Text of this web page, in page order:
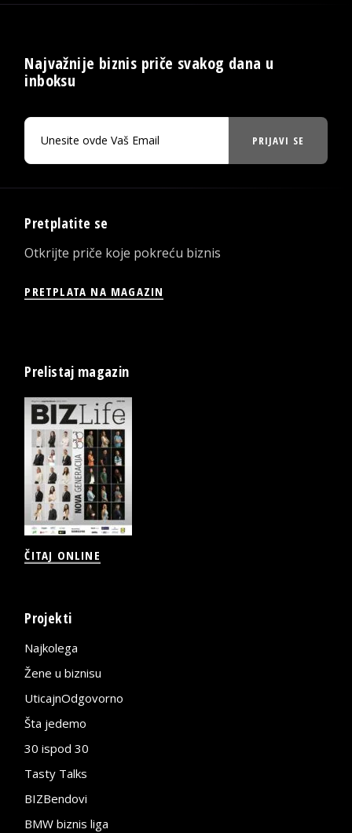
Najvažnije biznis priče svakog dana u
inboksu
PRIJAVI SE
Pretplatite se
Otkrijte priče koje pokreću biznis
PRETPLATA NA MAGAZIN
Prelistaj magazin
ČITAJ ONLINE
Projekti
Najkolega
Žene u biznisu
UticajnOdgovorno
Šta jedemo
30 ispod 30
Tasty Talks
BIZBendovi
BMW biznis liga